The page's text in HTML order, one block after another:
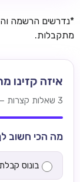
*נדרשים הרשמה
מתקבלות.
איזה קזינו
3 שאלות קצרות — והמלצה מותאמת לשחקנים מישראל.
מה הכי חשוב
בונוס